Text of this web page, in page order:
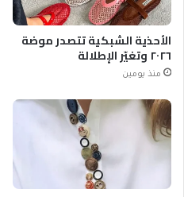
الأحذية الشبكية تتصدر موضة
٢٠٢٦ وتغيّر الإطلالة
منذ يومين